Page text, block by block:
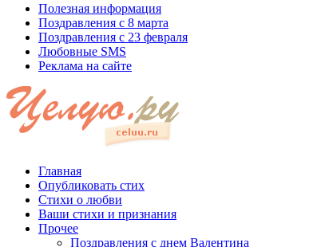
Полезная информация
Поздравления с 8 марта
Поздравления с 23 февраля
Любовные SMS
Реклама на сайте
Главная
Опубликовать стих
Стихи о любви
Ваши стихи и признания
Прочее
Поздравления с днем Валентина